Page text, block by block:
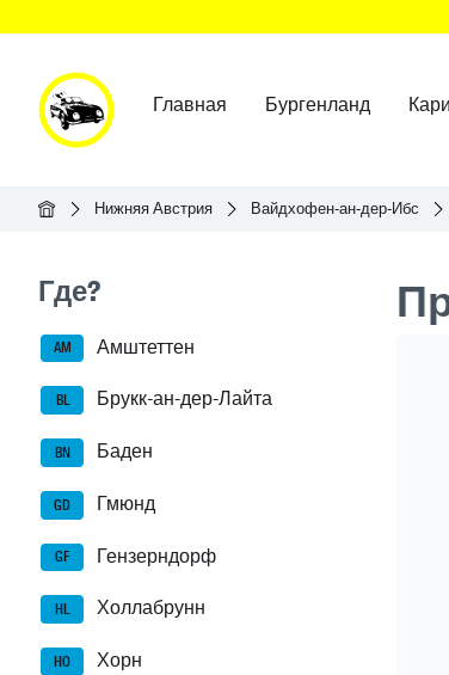
Главная Бургенланд
ГлавнаяНижняя Австрия Вайдхофен-ан-дер-Ибс
Seitenleisten-Navigation
Где?
AM Амштеттен
BL Брукк-ан-дер-Лайта
BN Баден
GD Гмюнд
GF Гензерндорф
HL Холлабрунн
HO Хорн